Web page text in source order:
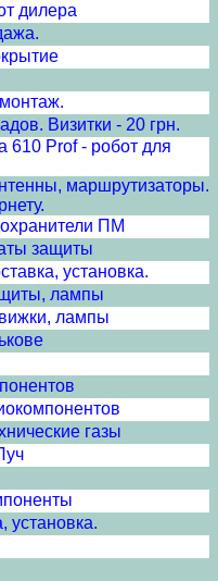
дилера
Визитки - 20 грн.
610 Prof - робот для
маршрутизаторы.
ПМ
защиты
установка.
лампы
лампы
газы
установка.